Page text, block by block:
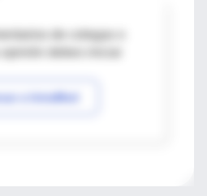
de colegas o
a IntraMed